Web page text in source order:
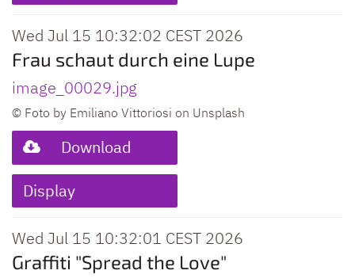
Wed Jul 15 10:32:02 CEST 2026
Frau schaut durch eine Lupe
image_00029.jpg
© Foto by Emiliano Vittoriosi on Unsplash
Download
Display
Wed Jul 15 10:32:01 CEST 2026
Graffiti "Spread the Love"